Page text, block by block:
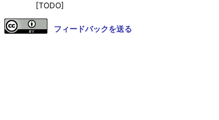
[TODO]
フィードバックを送る